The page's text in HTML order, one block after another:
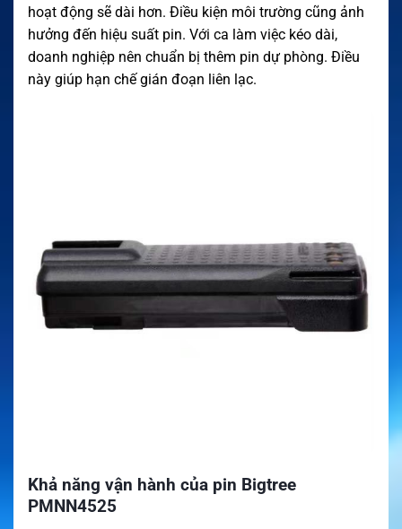
hoạt động sẽ dài hơn. Điều kiện môi trường cũng ảnh
hưởng đến hiệu suất pin. Với ca làm việc kéo dài,
doanh nghiệp nên chuẩn bị thêm pin dự phòng. Điều
này giúp hạn chế gián đoạn liên lạc.
Khả năng vận hành của pin Bigtree
PMNN4525